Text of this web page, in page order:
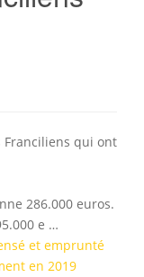
Franciliens qui ont
286.000 euros.
e …
et emprunté
en 2019